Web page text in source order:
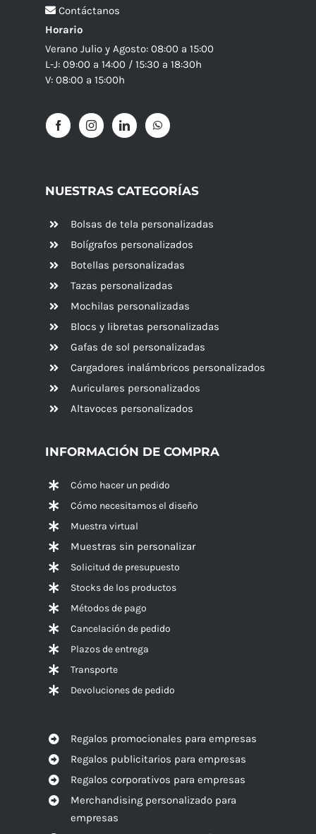
Contáctanos
Horario
Verano Julio y Agosto: 08:00 a 15:00
L-J: 09:00 a 14:00 / 15:30 a 18:30h
V: 08:00 a 15:00h
NUESTRAS CATEGORÍAS
Bolsas de tela personalizadas
Bolígrafos personalizados
Botellas personalizadas
Tazas personalizadas
Mochilas personalizadas
Blocs y libretas personalizadas
Gafas de sol personalizadas
Cargadores inalámbricos personalizados
Auriculares personalizados
Altavoces personalizados
INFORMACIÓN DE COMPRA
Cómo hacer un pedido
Cómo necesitamos el diseño
Muestra virtual
Muestras sin personalizar
Solicitud de presupuesto
Stocks de los productos
Métodos de pago
Cancelación de pedido
Plazos de entrega
Transporte
Devoluciones de pedido
Regalos promocionales para empresas
Regalos publicitarios para empresas
Regalos corporativos para empresas
Merchandising personalizado para
empresas